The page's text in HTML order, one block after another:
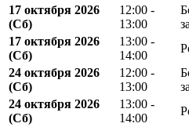
17 октября 2026
(Сб)
12:00 -
13:00
17 октября 2026
(Сб)
13:00 -
14:00
24 октября 2026
(Сб)
12:00 -
13:00
24 октября 2026
(Сб)
13:00 -
14:00